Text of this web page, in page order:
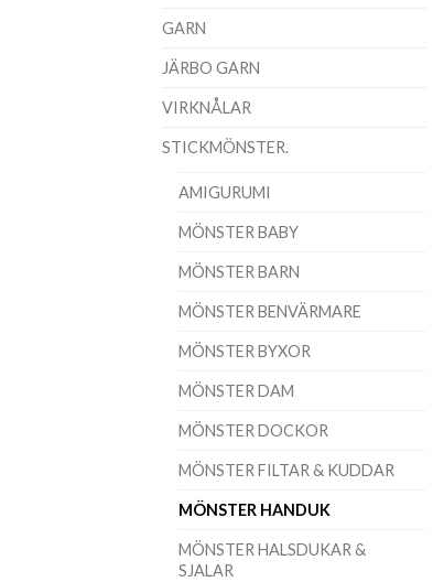
GARN
JÄRBO GARN
VIRKNÅLAR
STICKMÖNSTER.
AMIGURUMI
MÖNSTER BABY
MÖNSTER BARN
MÖNSTER BENVÄRMARE
MÖNSTER BYXOR
MÖNSTER DAM
MÖNSTER DOCKOR
MÖNSTER FILTAR & KUDDAR
MÖNSTER HANDUK
MÖNSTER HALSDUKAR &
SJALAR